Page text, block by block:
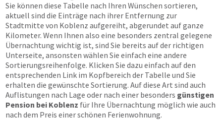
Sie können diese Tabelle nach Ihren Wünschen sortieren,
aktuell sind die Einträge nach ihrer Entfernung zur
Stadtmitte von Koblenz aufgereiht, abgerundet auf ganze
Kilometer. Wenn Ihnen also eine besonders zentral gelegene
Übernachtung wichtig ist, sind Sie bereits auf der richtigen
Unterseite, ansonsten wählen Sie einfach eine andere
Sortierungsreihenfolge. Klicken Sie dazu einfach auf den
entsprechenden Link im Kopfbereich der Tabelle und Sie
erhalten die gewünschte Sortierung. Auf diese Art sind auch
Auflistungen nach Lage oder nach einer besonders günstigen
Pension bei Koblenz für Ihre Übernachtung möglich wie auch
nach dem Preis einer schönen Ferienwohnung.